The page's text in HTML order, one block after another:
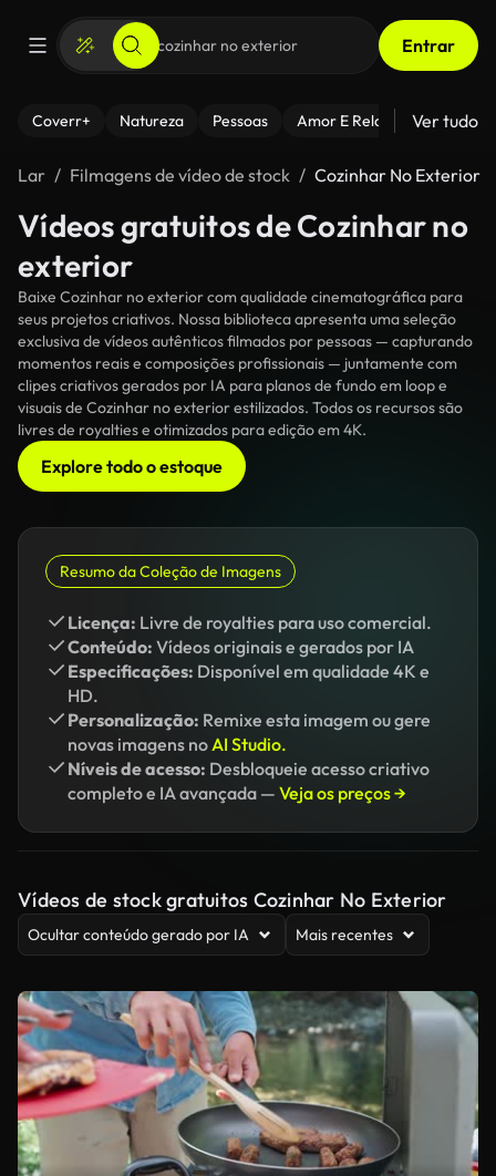
Entrar
Coverr+ Natureza Pessoas Amor E Relacionamentos
Ver tudo
Lar Filmagens de vídeo de stock Cozinhar No Exterior
Vídeos gratuitos de Cozinhar no
exterior
Baixe Cozinhar no exterior com qualidade cinematográfica para
seus projetos criativos. Nossa biblioteca apresenta uma seleção
exclusiva de vídeos autênticos filmados por pessoas — capturando
momentos reais e composições profissionais — juntamente com
clipes criativos gerados por IA para planos de fundo em loop e
visuais de Cozinhar no exterior estilizados. Todos os recursos são
livres de royalties e otimizados para edição em 4K.
Explore todo o estoque
Resumo da Coleção de Imagens
Licença: Livre de royalties para uso comercial.
Conteúdo: Vídeos originais e gerados por IA
Especificações: Disponível em qualidade 4K e
HD.
Personalização: Remixe esta imagem ou gere
novas imagens noAI Studio.
Níveis de acesso: Desbloqueie acesso criativo
completo e IA avançada — Veja os preços →
Vídeos de stock gratuitos Cozinhar No Exterior
Ocultar conteúdo gerado por IA Mais recentes